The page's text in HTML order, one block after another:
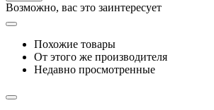
Возможно, вас это заинтересует
Похожие товары
От этого же производителя
Недавно просмотренные